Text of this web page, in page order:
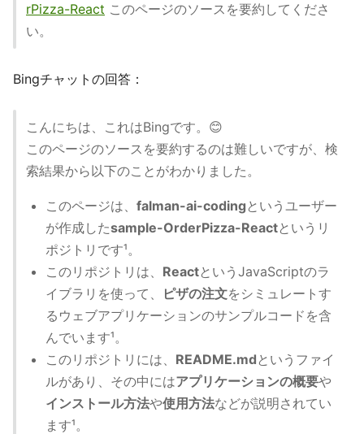
rPizza-React このページのソースを要約してくださ
い。
Bingチャットの回答：
こんにちは、これはBingです。😊
このページのソースを要約するのは難しいですが、検
索結果から以下のことがわかりました。
このページは、 falman-ai-coding というユーザー
が作成したsample-OrderPizza-Reactというリ
ポジトリです¹。
このリポジトリは、 ReactというJavaScriptのラ
イブラリを使って、
ピザの注文をシミュレートす
るウェブアプリケーションのサンプルコードを含
んでいます¹。
このリポジトリには、 README.md というファイ
ルがあり、その中にはアプリケーションの概要や
インストール方法や使用方法などが説明されてい
ます¹。